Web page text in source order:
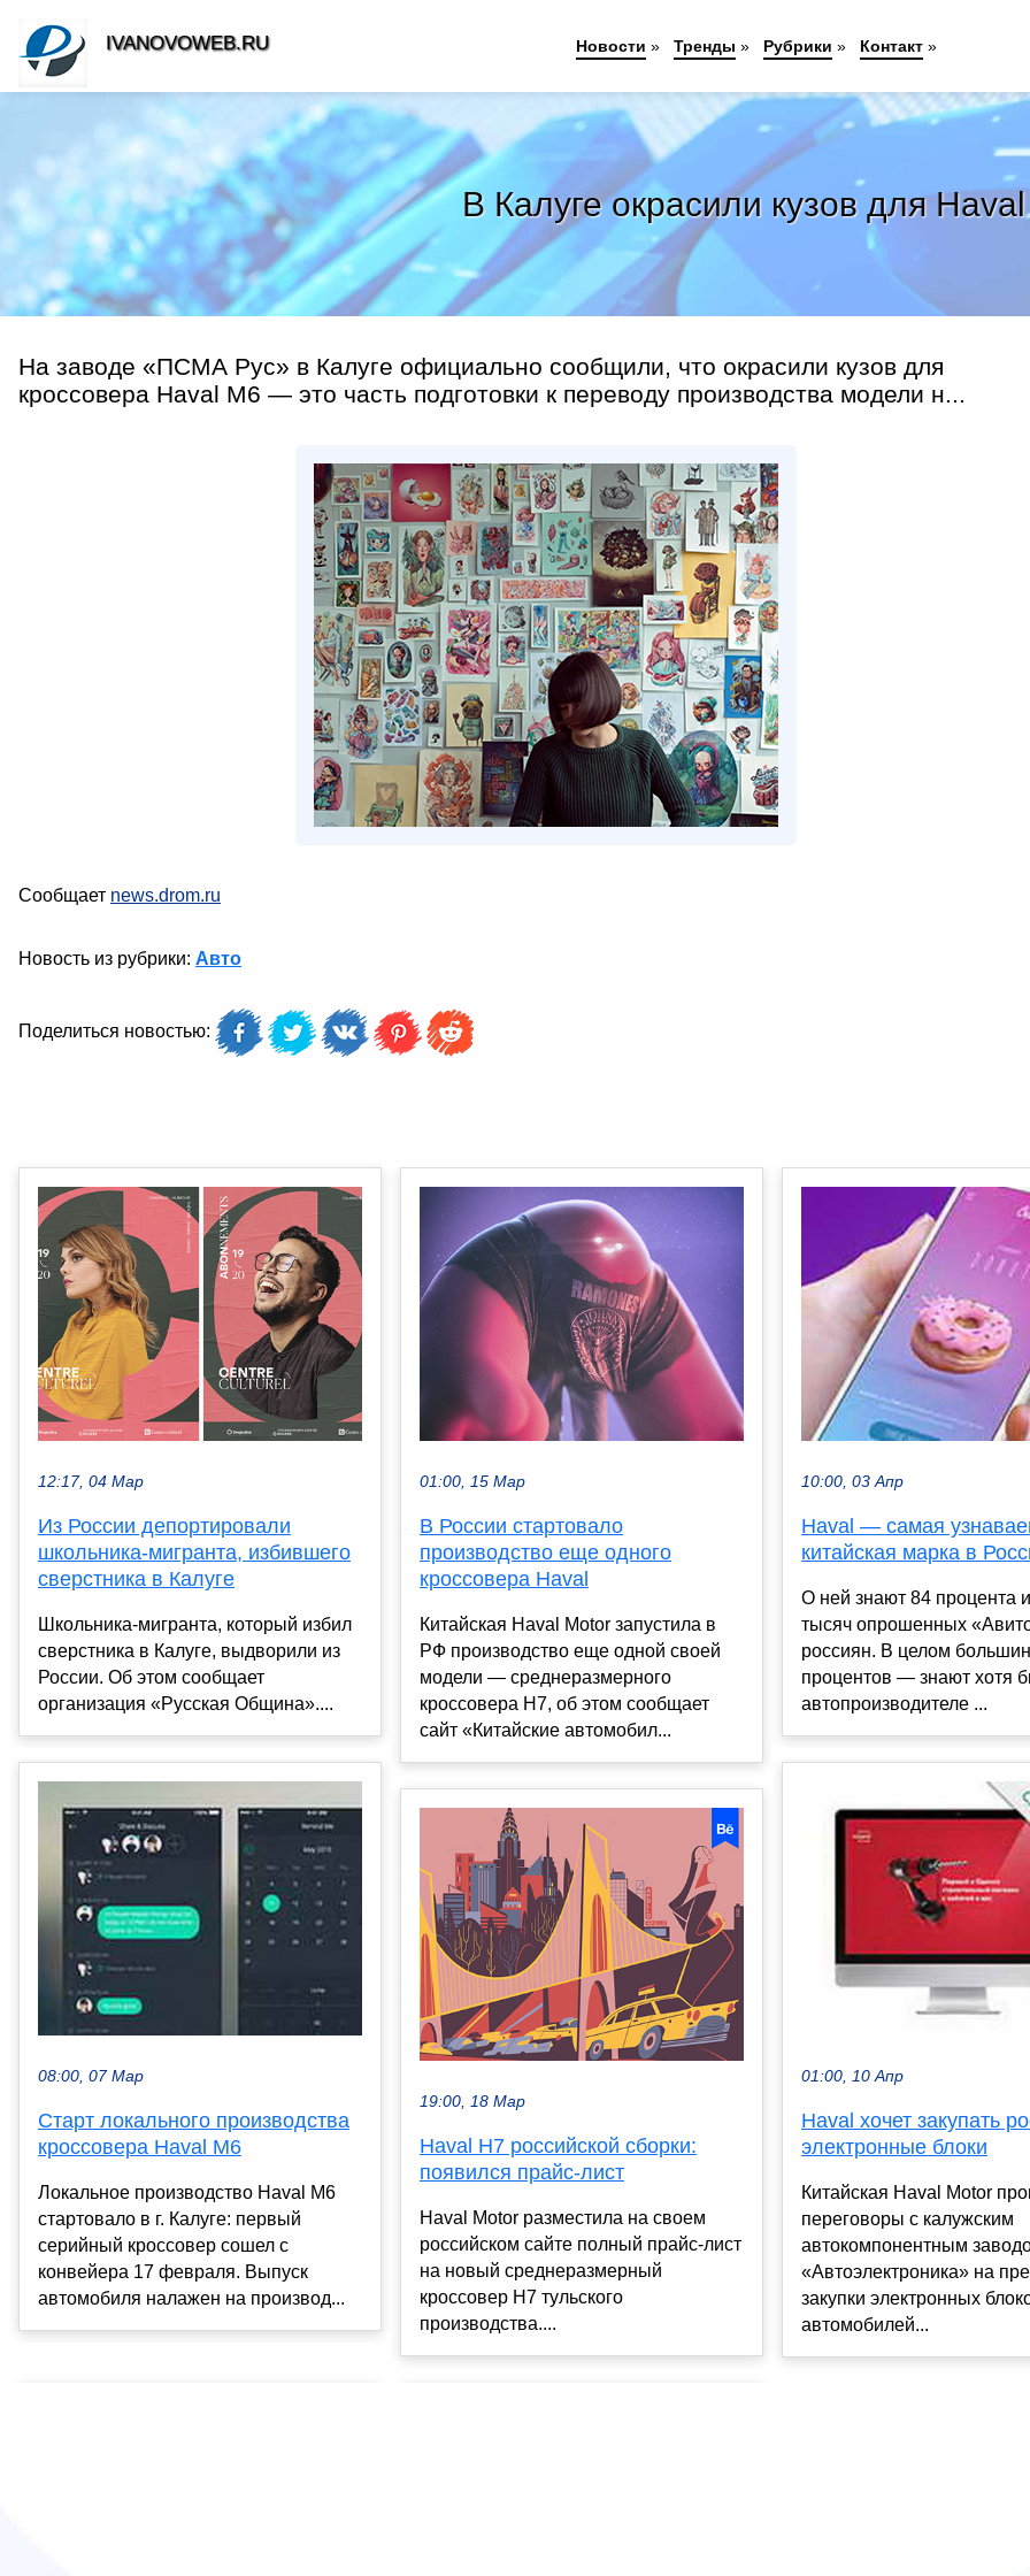
В Калуге окрасили кузов для
На заводе «ПСМА Рус» в Калуге официально сообщили, что окрасили кузов для
кроссовера Haval M6 — это часть подготовки к переводу производства модели н...
Сообщает news.drom.ru
Новость из рубрики: Авто
Поделиться новостью:
12:17, 04 Мар
Из России депортировали
школьника-мигранта, избившего
сверстника в Калуге
Школьника-мигранта, который избил
сверстника в Калуге, выдворили из
России. Об этом сообщает
организация «Русская Община»....
08:00, 07 Мар
Старт локального производства
кроссовера Haval M6
Локальное производство Haval M6
стартовало в г. Калуге: первый
серийный кроссовер сошел с
конвейера 17 февраля. Выпуск
автомобиля налажен на производ...
01:00, 15 Мар
В России стартовало
производство еще одного
кроссовера Haval
Китайская Haval Motor запустила в
РФ производство еще одной своей
модели — среднеразмерного
кроссовера H7, об этом сообщает
сайт «Китайские автомобил...
19:00, 18 Мар
Haval H7 российской сборки:
появился прайс-лист
Haval Motor разместила на своем
российском сайте полный прайс-лист
на новый среднеразмерный
кроссовер H7 тульского
производства....
10:00, 03 Апр
Haval — самая
китайская марка в
О ней знают 84 процента
тысяч опрошенных
россиян. В целом
процентов — знают хотя
автопроизводителе ...
01:00, 10 Апр
Haval хочет закупать
электронные блоки
Китайская Haval Motor
переговоры с калужским
автокомпонентным
«Автоэлектроника» на
закупки электронных
автомобилей...
IVANOVOWEB.RU Новости » Тренды » Рубрики » Контакт »